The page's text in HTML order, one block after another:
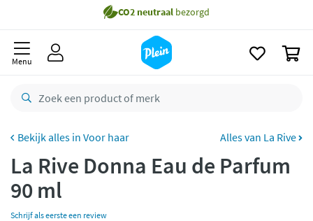
Gratisbezorging vanaf 35,- *
besteld,
Gratisretourneren
Betaal met Klarna
Menu
Voor haar Alles van La Rive
La Rive Donna Eau de Parfum
90 ml
Schrijf als eerste een review